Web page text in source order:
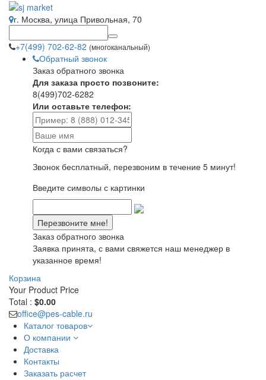
г. Москва, улица Привольная, 70
+7(499) 702-62-82 (многоканальный)
Обратный звонок
Заказ обратного звонка
Для заказа просто позвоните:
8(499)702-6282
Или оставьте телефон:
Когда с вами связаться?
Звонок бесплатный, перезвоним в течение 5 минут!
Введите символы с картинки
Заказ обратного звонка
Заявка принята, с вами свяжется наш менеджер в
указанное время!
Корзина
Your Product Price
Total : $0.00
office@pes-cable.ru
Каталог товаров
О компании
Доставка
Контакты
Заказать расчет